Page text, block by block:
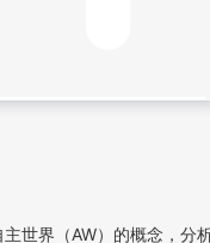
世界（AW）的概念，分